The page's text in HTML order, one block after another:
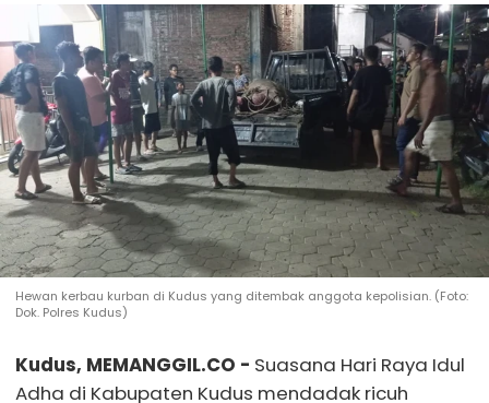
Hewan kerbau kurban di Kudus yang ditembak anggota kepolisian. (Foto:
Dok. Polres Kudus)
Kudus, MEMANGGIL.CO - Suasana Hari Raya Idul
Adha di Kabupaten Kudus mendadak ricuh